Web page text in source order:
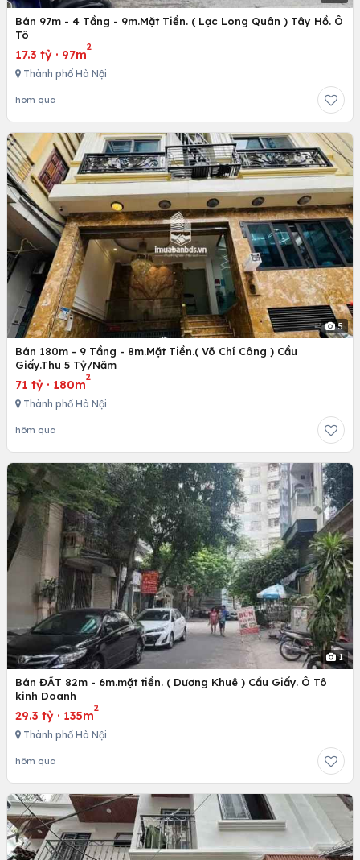
Bán 97m - 4 Tầng - 9m.Mặt Tiền. ( Lạc Long Quân ) Tây Hồ. Ô
Tô
17.3 tỷ · 97m
2
Thành phố Hà Nội
hôm qua
5
Bán 180m - 9 Tầng - 8m.Mặt Tiền.( Võ Chí Công ) Cầu
Giấy.Thu 5 Tỷ/Năm
71 tỷ · 180m
2
Thành phố Hà Nội
hôm qua
1
Bán ĐẤT 82m - 6m.mặt tiền. ( Dương Khuê ) Cầu Giấy. Ô Tô
kinh Doanh
29.3 tỷ · 135m
2
Thành phố Hà Nội
hôm qua